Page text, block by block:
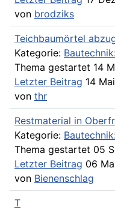
von brodziks
Teichbaumörtel
Kategorie:
Thema gestartet 14
Letzter Beitrag 14
von thr
Restmaterial in
Kategorie:
Thema gestartet 05
Letzter Beitrag 06
von Bienenschlag
T